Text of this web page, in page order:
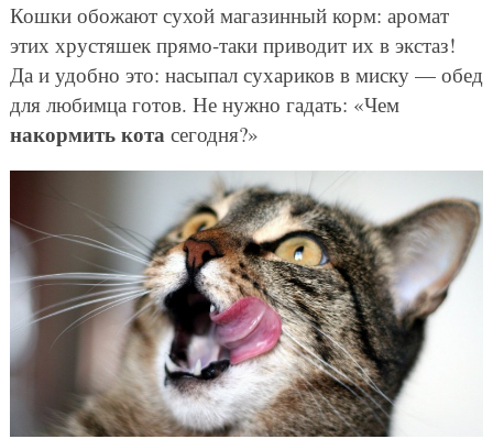
Кошки обожают сухой магазинный корм: аромат
этих хрустяшек прямо-таки приводит их в экстаз!
Да и удобно это: насыпал сухариков в миску — обед
для любимца готов. Не нужно гадать: «Чем
накормить котасегодня?»